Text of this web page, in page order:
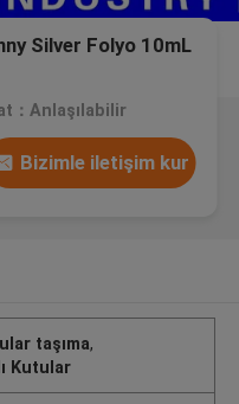
Silver Folyo 10mL
：Anlaşılabilir
Bizimle iletişim kur
taşıma,
Kutular